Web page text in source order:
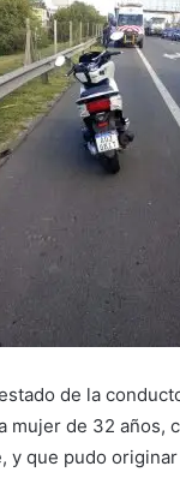
de la
mujer de 32 años,
y que pudo